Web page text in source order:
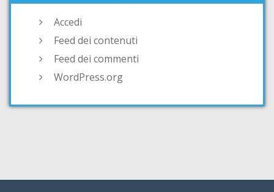
Accedi
Feed dei contenuti
Feed dei commenti
WordPress.org